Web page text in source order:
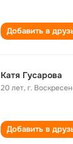
Добавить в
Катя Гусарова
20 лет,г.
Добавить в